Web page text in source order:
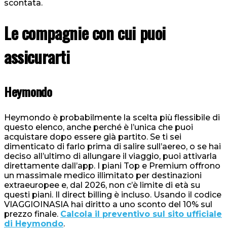
scontata.
Le compagnie con cui puoi
assicurarti
Heymondo
Heymondo è probabilmente la scelta più flessibile di
questo elenco, anche perché è l’unica che puoi
acquistare dopo essere già partito. Se ti sei
dimenticato di farlo prima di salire sull’aereo, o se hai
deciso all’ultimo di allungare il viaggio, puoi attivarla
direttamente dall’app. I piani Top e Premium offrono
un massimale medico illimitato per destinazioni
extraeuropee e, dal 2026, non c’è limite di età su
questi piani. Il direct billing è incluso. Usando il codice
VIAGGIOINASIA hai diritto a uno sconto del 10% sul
prezzo finale. Calcola il preventivo sul sito ufficiale
di Heymondo.